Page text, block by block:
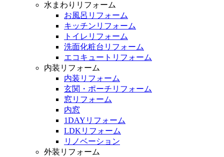
水まわりリフォーム
お風呂リフォーム
キッチンリフォーム
トイレリフォーム
洗面化粧台リフォーム
エコキュートリフォーム
内装リフォーム
内装リフォーム
玄関・ポーチリフォーム
窓リフォーム
内窓
1DAYリフォーム
LDKリフォーム
リノベーション
外装リフォーム